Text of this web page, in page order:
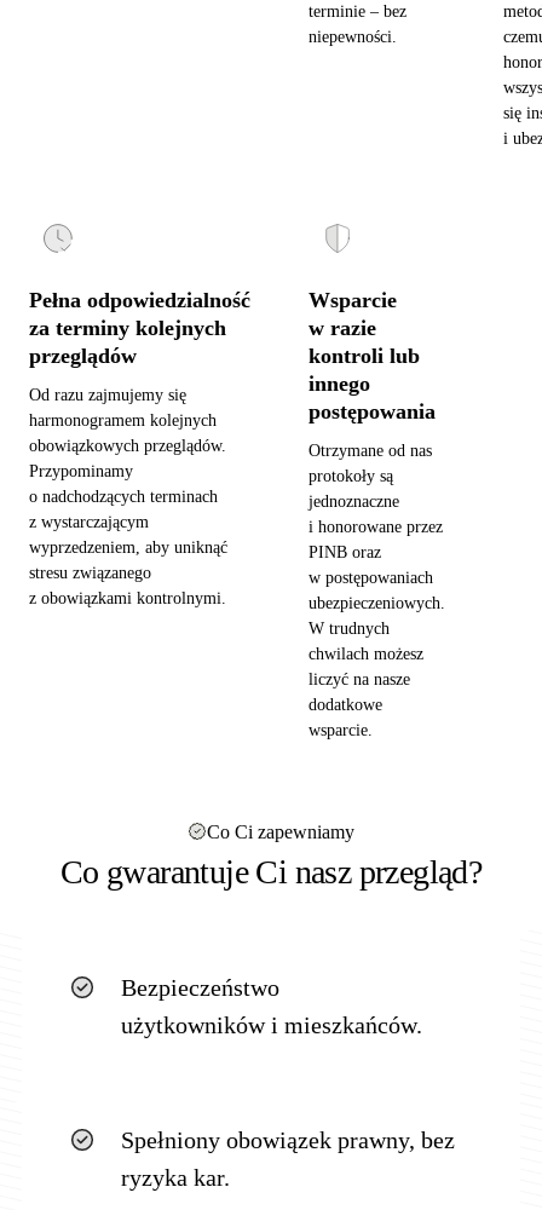
terminie – bez
niepewności.
się
i
Pełna odpowiedzialność
za terminy kolejnych
przeglądów
Od razu zajmujemy się
harmonogramem kolejnych
obowiązkowych przeglądów.
Przypominamy
o nadchodzących terminach
z wystarczającym
wyprzedzeniem, aby uniknąć
stresu związanego
z obowiązkami kontrolnymi.
Wsparcie
w razie
kontroli lub
innego
postępowania
Otrzymane od nas
protokoły są
jednoznaczne
i honorowane przez
PINB oraz
w postępowaniach
ubezpieczeniowych.
W trudnych
chwilach możesz
liczyć na nasze
dodatkowe
wsparcie.
Co Ci zapewniamy
Co gwarantuje Ci nasz przegląd?
Bezpieczeństwo
użytkowników i mieszkańców.
Spełniony obowiązek prawny, bez
ryzyka kar.